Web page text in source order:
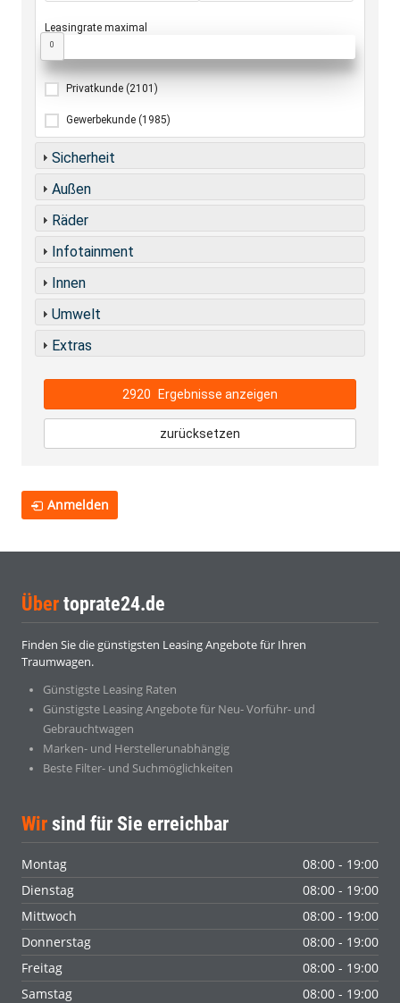
Leasingrate maximal
0
Privatkunde (2101)
Gewerbekunde (1985)
Sicherheit
Außen
Räder
Infotainment
Innen
Umwelt
Extras
2920 Ergebnisse anzeigen
zurücksetzen
Anmelden
Über toprate24.de
Finden Sie die günstigsten Leasing Angebote für Ihren
Traumwagen.
Günstigste Leasing Raten
Günstigste Leasing Angebote für Neu- Vorführ- und
Gebrauchtwagen
Marken- und Herstellerunabhängig
Beste Filter- und Suchmöglichkeiten
Wir sind für Sie erreichbar
Montag
08:00 - 19:00
Dienstag
08:00 - 19:00
Mittwoch
08:00 - 19:00
Donnerstag
08:00 - 19:00
Freitag
08:00 - 19:00
Samstag
08:00 - 19:00